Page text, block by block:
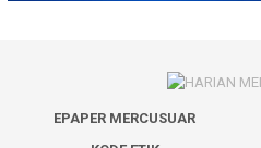
EPAPER MERCUSUAR